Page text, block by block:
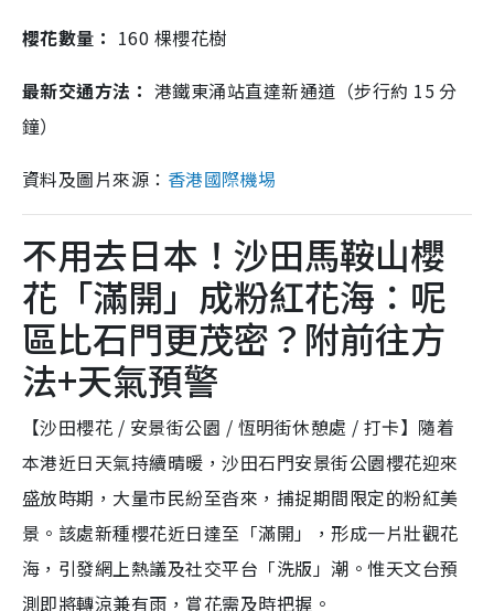
櫻花數量： 160 棵櫻花樹
最新交通方法： 港鐵東涌站直達新通道（步行約 15 分
鐘）
資料及圖片來源： 香港國際機埸
不用去日本！沙田馬鞍山櫻
花「滿開」成粉紅花海：呢
區比石門更茂密？附前往方
法+天氣預警
【沙田櫻花 / 安景街公園 / 恆明街休憩處 / 打卡】隨着
本港近日天氣持續晴暖，沙田石門安景街公園櫻花迎來
盛放時期，大量市民紛至沓來，捕捉期間限定的粉紅美
景。該處新種櫻花近日達至「滿開」，形成一片壯觀花
海，引發網上熱議及社交平台「洗版」潮。惟天文台預
測即將轉涼兼有雨，賞花需及時把握。